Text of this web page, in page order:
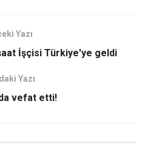
Yazı
İşçisi Türkiye'ye geldi
Yazı
vefat etti!